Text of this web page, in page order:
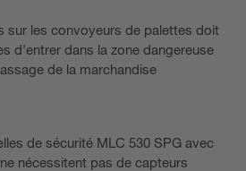
sur les convoyeurs de palettes doit
d'entrer dans la zone dangereuse
de la marchandise
de sécurité MLC 530 SPG avec
nécessitent pas de capteurs